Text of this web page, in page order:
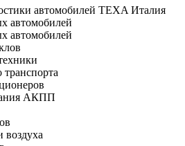
автомобилей TEXA Италия
автомобилей
автомобилей
транспорта
АКПП
воздуха